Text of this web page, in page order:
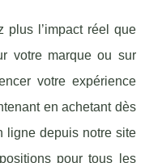
plus l’impact réel que
votre marque ou sur
votre expérience
en achetant dès
ligne depuis notre site
pour tous les